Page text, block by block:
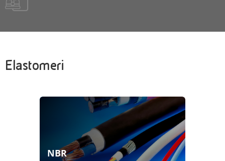
Elastomeri
NBR